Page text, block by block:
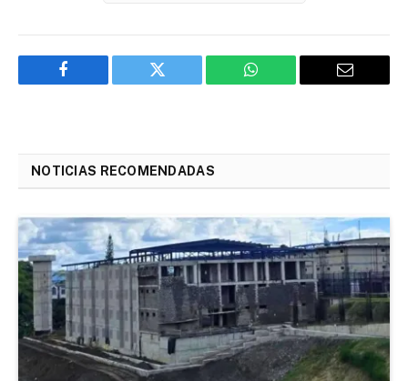
Facebook Twitter WhatsApp Email
NOTICIAS RECOMENDADAS